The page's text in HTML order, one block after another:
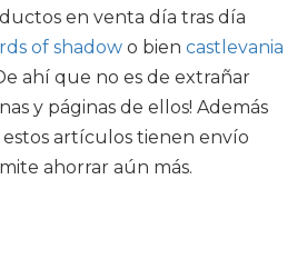
en venta día tras día
of shadow o bien castlevania
ahí que no es de extrañar
y páginas de ellos! Además
artículos tienen envío
ahorrar aún más.